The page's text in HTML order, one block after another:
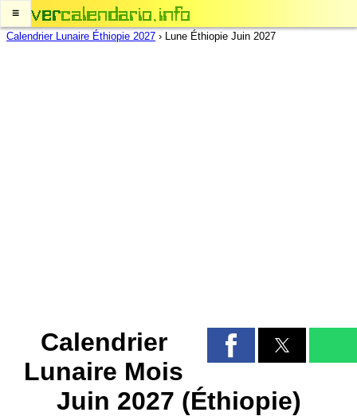
≡
Calendrier Lunaire Éthiopie 2027 › Lune Éthiopie Juin 2027
Calendrier
Lunaire Mois
Juin 2027 (Éthiopie)